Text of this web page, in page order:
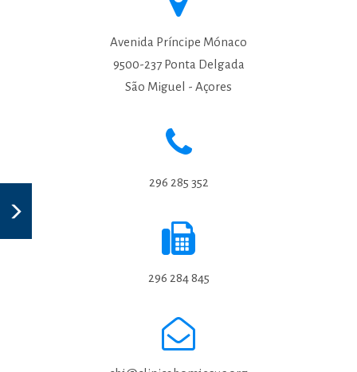
Avenida Príncipe Mónaco
9500-237 Ponta Delgada
São Miguel - Açores
296 285 352
296 284 845